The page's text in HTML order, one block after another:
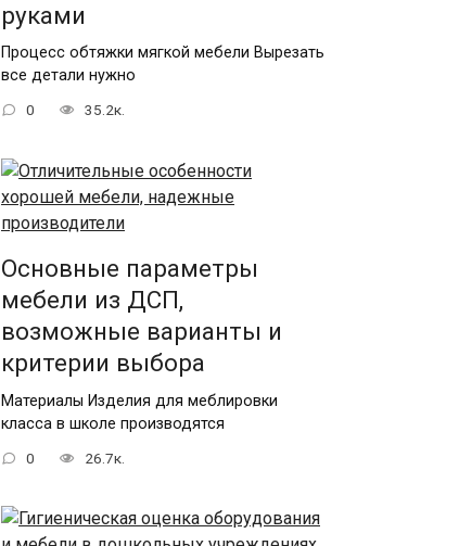
руками
Процесс обтяжки мягкой мебели Вырезать
все детали нужно
0 35.2к.
Основные параметры
мебели из ДСП,
возможные варианты и
критерии выбора
Материалы Изделия для меблировки
класса в школе производятся
0 26.7к.